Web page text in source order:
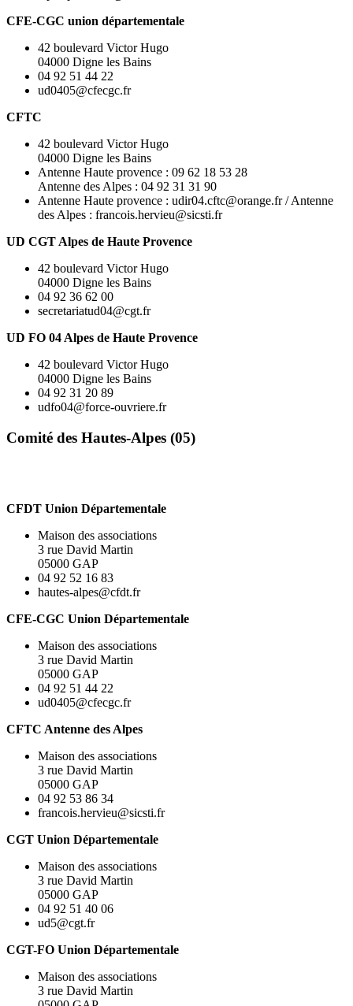
CFE-CGC union départementale
42 boulevard Victor Hugo
04000 Digne les Bains
04 92 51 44 22
ud0405@cfecgc.fr
CFTC
42 boulevard Victor Hugo
04000 Digne les Bains
Antenne Haute provence : 09 62 18 53 28
Antenne des Alpes : 04 92 31 31 90
Antenne Haute provence : udir04.cftc@orange.fr / Antenne
des Alpes : francois.hervieu@sicsti.fr
UD CGT Alpes de Haute Provence
42 boulevard Victor Hugo
04000 Digne les Bains
04 92 36 62 00
secretariatud04@cgt.fr
UD FO 04 Alpes de Haute Provence
42 boulevard Victor Hugo
04000 Digne les Bains
04 92 31 20 89
udfo04@force-ouvriere.fr
Comité des Hautes-Alpes (05)
CFDT Union Départementale
Maison des associations
3 rue David Martin
05000 GAP
04 92 52 16 83
hautes-alpes@cfdt.fr
CFE-CGC Union Départementale
Maison des associations
3 rue David Martin
05000 GAP
04 92 51 44 22
ud0405@cfecgc.fr
CFTC Antenne des Alpes
Maison des associations
3 rue David Martin
05000 GAP
04 92 53 86 34
francois.hervieu@sicsti.fr
CGT Union Départementale
Maison des associations
3 rue David Martin
05000 GAP
04 92 51 40 06
ud5@cgt.fr
CGT-FO Union Départementale
Maison des associations
3 rue David Martin